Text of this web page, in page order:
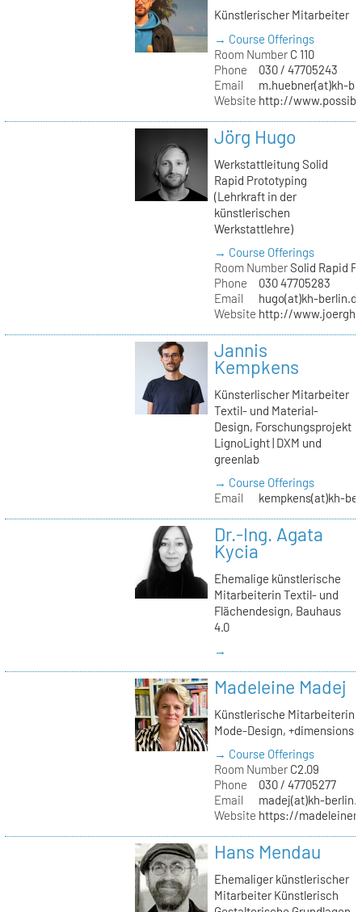
Künstlerischer Mitarbeiter
→ Course Offerings
Room NumberC 110
Phone
030 / 47705243
Email
m.huebner(at)kh-
Website http://
Jörg Hugo
Werkstattleitung Solid
Rapid Prototyping
(Lehrkraft in der
künstlerischen
Werkstattlehre)
→ Course Offerings
Room NumberSolid Rapid
Phone
030 47705283
Email
hugo(at)kh-
Website http://
Jannis
Kempkens
Künsterlischer Mitarbeiter
Textil- und Material-
Design, Forschungsprojekt
LignoLight | DXM und
greenlab
→ Course Offerings
Email
kempkens(at)kh-
Dr.-Ing. Agata
Kycia
Ehemalige künstlerische
Mitarbeiterin Textil- und
Flächendesign, Bauhaus
4.0
→
Madeleine Madej
Künstlerische Mitarbeiterin
Mode-Design, +dimensions
→ Course Offerings
Room NumberC2.09
Phone
030 / 47705277
Email
madej(at)kh-
Website https://
Hans Mendau
Ehemaliger künstlerischer
Mitarbeiter Künstlerisch